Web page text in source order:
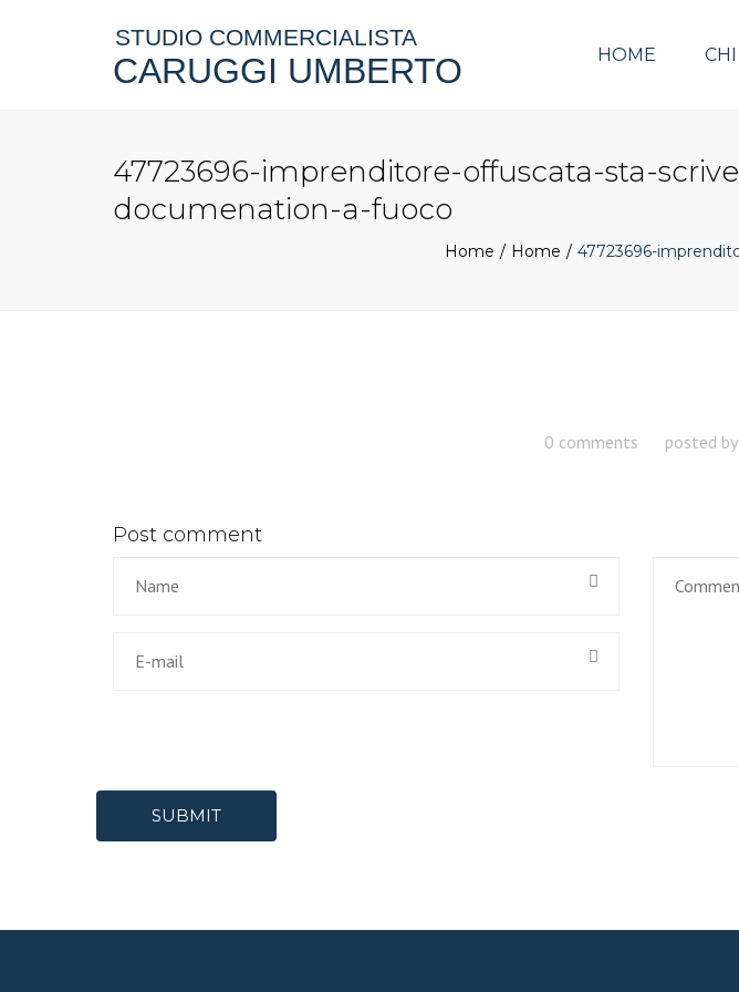
STUDIO COMMERCIALISTA
CARUGGI UMBERTO HOME
47723696-imprenditore-offuscata-sta-
documenation-a-fuoco
Home Home 47723696-
0 comments posted by
Post comment
SUBMIT